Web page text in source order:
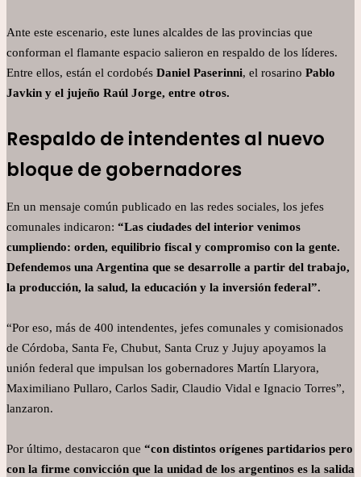
Ante este escenario, este lunes alcaldes de las provincias que
conforman el flamante espacio salieron en respaldo de los líderes.
Entre ellos, están el cordobés Daniel Paserinni, el rosarino Pablo
Javkin y el jujeño Raúl Jorge, entre otros.
Respaldo de intendentes al nuevo
bloque de gobernadores
En un mensaje común publicado en las redes sociales, los jefes
comunales indicaron: “Las ciudades del interior venimos
cumpliendo: orden, equilibrio fiscal y compromiso con la gente.
Defendemos una Argentina que se desarrolle a partir del trabajo,
la producción, la salud, la educación y la inversión federal”.
“Por eso, más de 400 intendentes, jefes comunales y comisionados
de Córdoba, Santa Fe, Chubut, Santa Cruz y Jujuy apoyamos la
unión federal que impulsan los gobernadores Martín Llaryora,
Maximiliano Pullaro, Carlos Sadir, Claudio Vidal e Ignacio Torres”,
lanzaron.
Por último, destacaron que “con distintos orígenes partidarios pero
con la firme convicción que la unidad de los argentinos es la salida